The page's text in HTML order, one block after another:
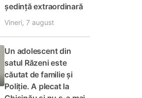
ședință extraordinară
Vineri, 7 august
Un adolescent din
satul Răzeni este
căutat de familie și
Poliție. A plecat la